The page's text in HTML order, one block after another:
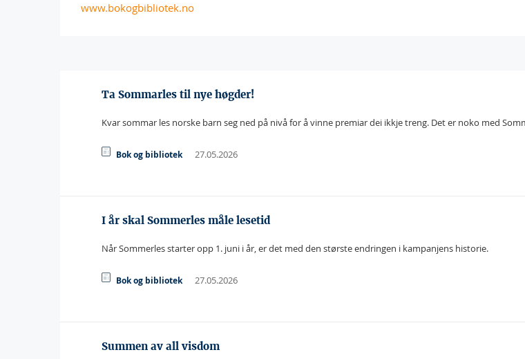
www.bokogbibliotek.no
Ta Sommarles til nye høgder!
Kvar sommar les norske barn seg ned på nivå for å vinne premiar dei ikkje treng. Det er noko med
Bok og bibliotek 27.05.2026
I år skal Sommerles måle lesetid
Når Sommerles starter opp 1. juni i år, er det med den største endringen i kampanjens historie.
Bok og bibliotek 27.05.2026
Summen av all visdom